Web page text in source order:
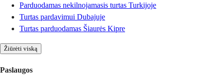
Parduodamas nekilnojamasis turtas Turkijoje
Turtas pardavimui Dubajuje
Turtas parduodamas Šiaurės Kipre
Žiūrėti viską
Paslaugos